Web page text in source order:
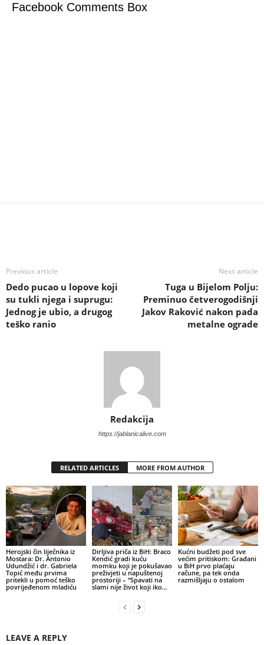
Facebook Comments Box
Previous article
Dedo pucao u lopove koji
su tukli njega i suprugu:
Jednog je ubio, a drugog
teško ranio
Next article
Tuga u Bijelom Polju:
Preminuo četverogodišnji
Jakov Raković nakon pada
metalne ograde
Redakcija
https://jablanicalive.com
RELATED ARTICLES MORE FROM AUTHOR
Herojski čin liječnika iz
Mostara: Dr. Antonio
Udundžić i dr. Gabriela
Topić među prvima
pritekli u pomoć teško
povrijeđenom mladiću
Dirljiva priča iz BiH: Braco
Kendić gradi kuću
momku koji je pokušavao
preživjeti u napuštenoj
prostoriji – “Spavati na
slami nije život koji iko...
Kućni budžeti pod sve
većim pritiskom: Građani
u BiH prvo plaćaju
račune, pa tek onda
razmišljaju o ostalom
LEAVE A REPLY